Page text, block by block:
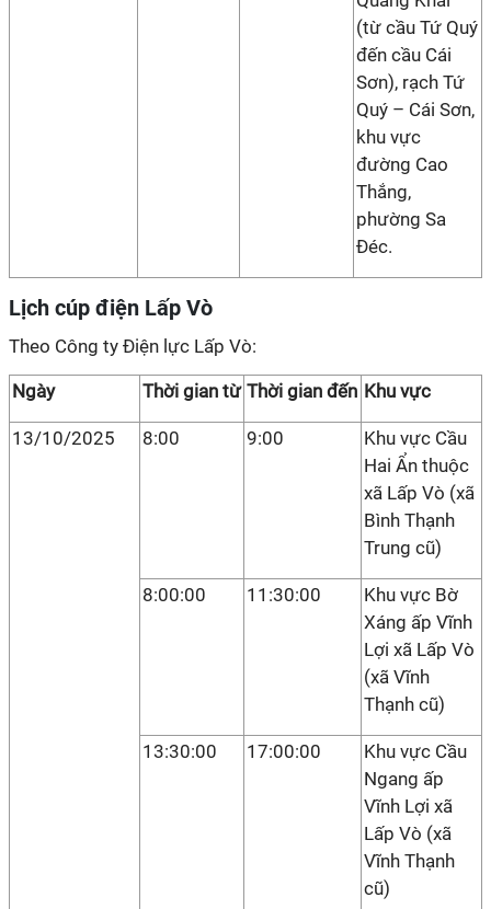
(từ cầu Tứ Quý
đến cầu Cái
Sơn), rạch Tứ
Quý – Cái Sơn,
khu vực
đường Cao
Thắng,
phường Sa
Đéc.
Lịch cúp điện Lấp Vò
Theo Công ty Điện lực Lấp Vò:
Ngày Thời gian từ Thời gian đến Khu vực
13/10/2025 8:00 9:00
Khu vực Cầu
Hai Ẩn thuộc
xã Lấp Vò (xã
Bình Thạnh
Trung cũ)
8:00:00 11:30:00
Khu vực Bờ
Xáng ấp Vĩnh
Lợi xã Lấp Vò
(xã Vĩnh
Thạnh cũ)
13:30:00 17:00:00
Khu vực Cầu
Ngang ấp
Vĩnh Lợi xã
Lấp Vò (xã
Vĩnh Thạnh
cũ)